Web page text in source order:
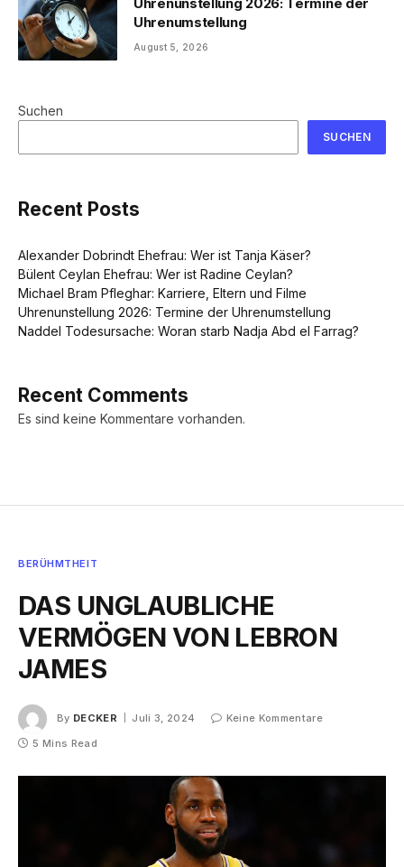
Uhrenumstellung
August 5, 2026
Suchen
SUCHEN
Recent Posts
Alexander Dobrindt Ehefrau: Wer ist Tanja Käser?
Bülent Ceylan Ehefrau: Wer ist Radine Ceylan?
Michael Bram Pfleghar: Karriere, Eltern und Filme
Uhrenunstellung 2026: Termine der Uhrenumstellung
Naddel Todesursache: Woran starb Nadja Abd el Farrag?
Recent Comments
Es sind keine Kommentare vorhanden.
BERÜHMTHEIT
DAS UNGLAUBLICHE
VERMÖGEN VON LEBRON
JAMES
By DECKER Juli 3, 2024
Keine Kommentare
5 Mins Read